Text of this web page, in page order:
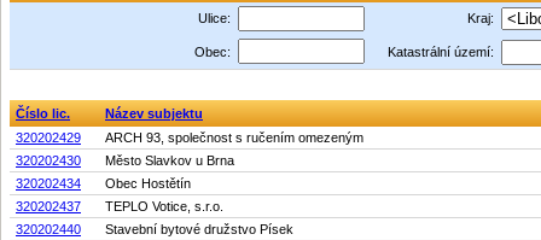
Ulice:
Kraj:
Obec: Katastrální území:
Číslo lic.
Název subjektu
320202429
ARCH 93, společnost s ručením omezeným
320202430
Město Slavkov u Brna
320202434
Obec Hostětín
320202437
TEPLO Votice, s.r.o.
320202440
Stavební bytové družstvo Písek